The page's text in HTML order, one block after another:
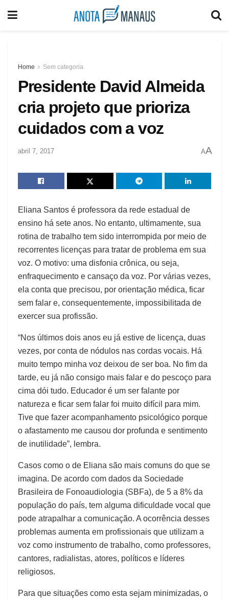
Home Sem categoria
Presidente David Almeida
cria projeto que prioriza
cuidados com a voz
abril 7, 2017 AA
Eliana Santos é professora da rede estadual de
ensino há sete anos. No entanto, ultimamente, sua
rotina de trabalho tem sido interrompida por meio de
recorrentes licenças para tratar de problema em sua
voz. O motivo: uma disfonia crônica, ou seja,
enfraquecimento e cansaço da voz. Por várias vezes,
ela conta que precisou, por orientação médica, ficar
sem falar e, consequentemente, impossibilitada de
exercer sua profissão.
“Nos últimos dois anos eu já estive de licença, duas
vezes, por conta de nódulos nas cordas vocais. Há
muito tempo minha voz deixou de ser boa. No fim da
tarde, eu já não consigo mais falar e do pescoço para
cima dói tudo. Educador é um ser falante por
natureza e ficar sem falar foi muito difícil para mim.
Tive que fazer acompanhamento psicológico porque
o afastamento me causou dor profunda e sentimento
de inutilidade”, lembra.
Casos como o de Eliana são mais comuns do que se
imagina. De acordo com dados da Sociedade
Brasileira de Fonoaudiologia (SBFa), de 5 a 8% da
população do país, tem alguma dificuldade vocal que
pode atrapalhar a comunicação. A ocorrência desses
problemas aumenta em profissionais que utilizam a
voz como instrumento de trabalho, como professores,
cantores, radialistas, atores, políticos e líderes
religiosos.
Para que situações como esta sejam minimizadas, o